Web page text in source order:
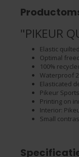
"PIKEUR
Elastic
Optimal
100%
Waterproof
Elasticated
Pikeur
Printing on
Interior:
Small